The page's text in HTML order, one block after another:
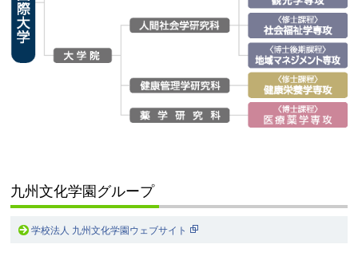
九州文化学園グループ
学校法人 九州文化学園ウェブサイト